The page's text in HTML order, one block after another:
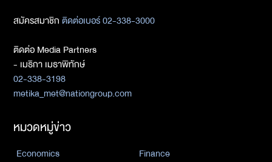
สมัครสมาชิกติดต่อเบอร์ 02-338-3000
ติดต่อ Media Partners
- เมธิกา เมธาพิทักษ์
02-338-3198
metika_met@nationgroup.com
หมวดหมู่ข่าว
Economics
Finance